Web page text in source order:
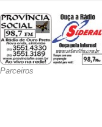
Parceiros